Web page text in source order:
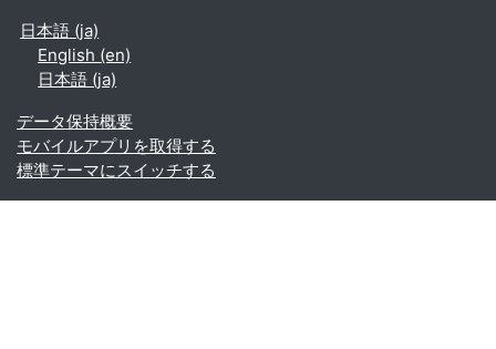
日本語 ‎(ja)‎
English ‎(en)‎
日本語 ‎(ja)‎
データ保持概要
モバイルアプリを取得する
標準テーマにスイッチする